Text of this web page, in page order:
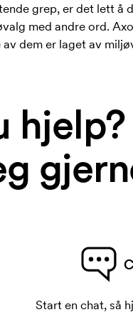
grep, er det lett å
med andre ord.
dem er laget av
hjelp?
Start en chat, så